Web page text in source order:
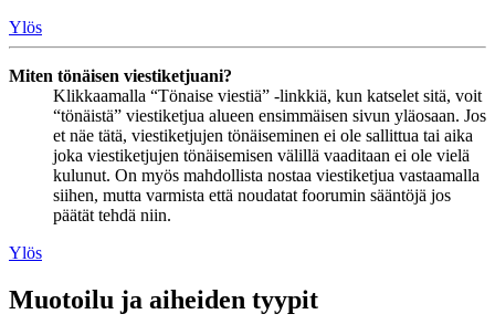
Ylös
Miten tönäisen viestiketjuani?
Klikkaamalla “Tönaise viestiä” -linkkiä, kun katselet sitä, voit
“tönäistä” viestiketjua alueen ensimmäisen sivun yläosaan. Jos
et näe tätä, viestiketjujen tönäiseminen ei ole sallittua tai aika
joka viestiketjujen tönäisemisen välillä vaaditaan ei ole vielä
kulunut. On myös mahdollista nostaa viestiketjua vastaamalla
siihen, mutta varmista että noudatat foorumin sääntöjä jos
päätät tehdä niin.
Ylös
Muotoilu ja aiheiden tyypit